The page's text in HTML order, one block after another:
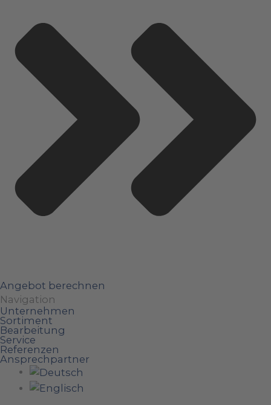
Angebot berechnen
Navigation
Unternehmen
Sortiment
Bearbeitung
Service
Referenzen
Ansprechpartner